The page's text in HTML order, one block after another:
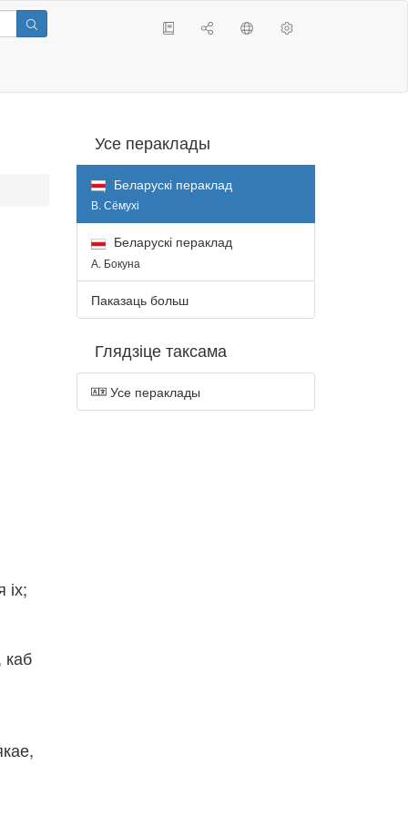
іх;
каб
Усе пераклады
Беларускі пераклад
В. Сёмухі
Беларускі пераклад
А. Бокуна
Паказаць больш
Глядзіце таксама
Усе пераклады